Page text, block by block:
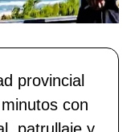
provincial
con